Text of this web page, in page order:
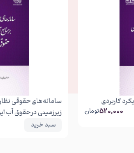
کاربردی
520,000تومان
سامانه‌های حقوقی
زیرزمینی در حقوق آب
سبد خرید